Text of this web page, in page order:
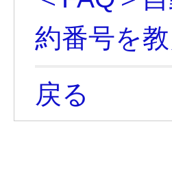
約番号を
戻る